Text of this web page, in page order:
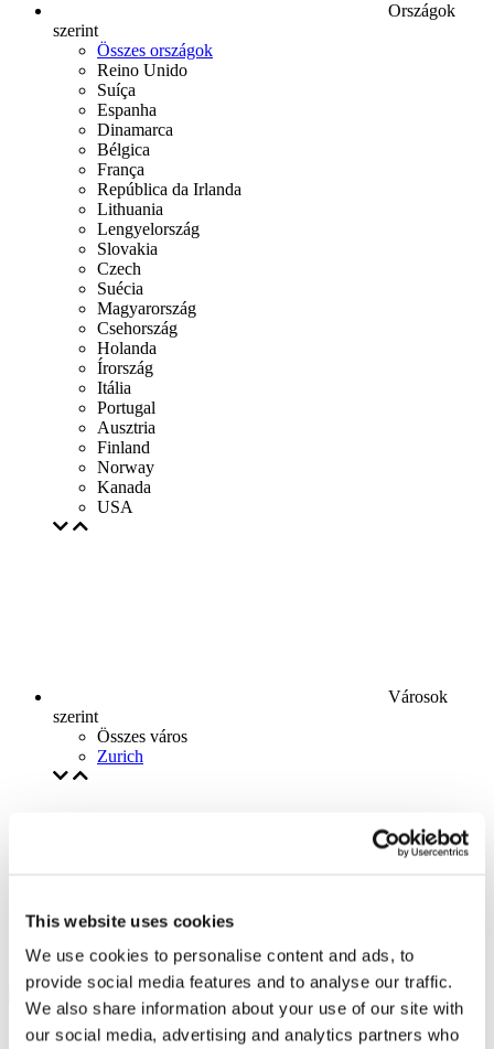
This website uses cookies
We use cookies to personalise content and ads, to
provide social media features and to analyse our traffic.
We also share information about your use of our site with
our social media, advertising and analytics partners who
Országok
szerint
Összes országok
Reino Unido
Suíça
Espanha
Dinamarca
Bélgica
França
República da Irlanda
Lithuania
Lengyelország
Slovakia
Czech
Suécia
Magyarország
Csehország
Holanda
Írország
Itália
Portugal
Ausztria
Finland
Norway
Kanada
USA
Városok
szerint
Összes város
Zurich